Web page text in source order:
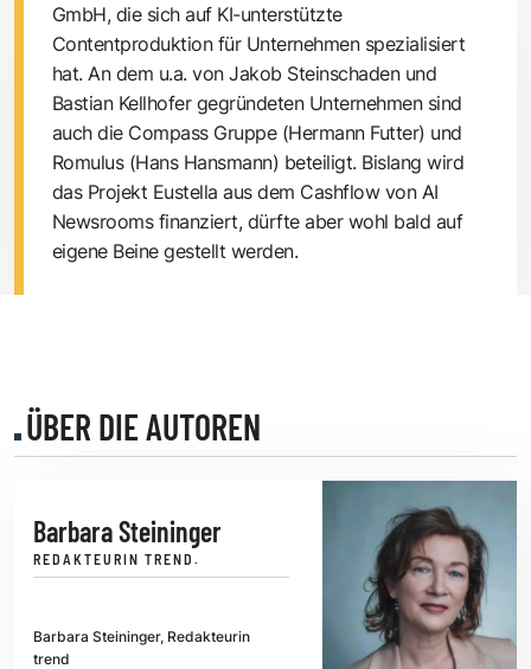
GmbH, die sich auf KI-unterstützte
Contentproduktion für Unternehmen spezialisiert
hat. An dem u.a. von Jakob Steinschaden und
Bastian Kellhofer gegründeten Unternehmen sind
auch die Compass Gruppe (Hermann Futter) und
Romulus (Hans Hansmann) beteiligt. Bislang wird
das Projekt Eustella aus dem Cashflow von AI
Newsrooms finanziert, dürfte aber wohl bald auf
eigene Beine gestellt werden.
ÜBER DIE AUTOREN
Barbara Steininger
REDAKTEURIN TREND.
Barbara Steininger, Redakteurin
trend